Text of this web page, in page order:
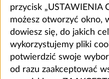
przycisk „USTAWIENIA
możesz otworzyć okno,
dowiesz się, do jakich
wykorzystujemy pliki
potwierdzić swoje
od razu zaakceptować